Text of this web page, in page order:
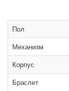
Пол
Механизм
Корпус
Браслет